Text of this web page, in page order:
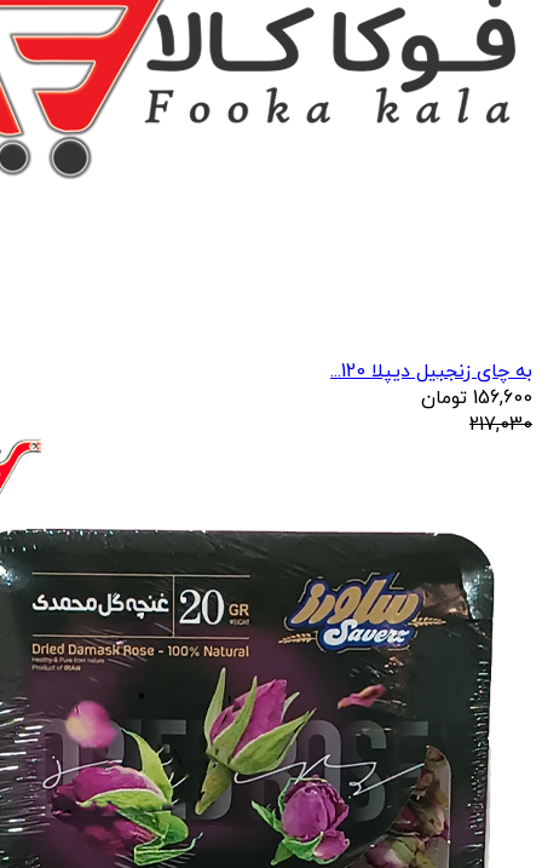
به چای زنجبیل دیپلا 120...
156,600 تومان
217,030